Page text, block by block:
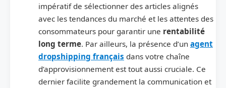
impératif de sélectionner des articles alignés
avec les tendances du marché et les attentes des
consommateurs pour garantir une rentabilité
long terme. Par ailleurs, la présence d’un agent
dropshipping français dans votre chaîne
d’approvisionnement est tout aussi cruciale. Ce
dernier facilite grandement la communication et